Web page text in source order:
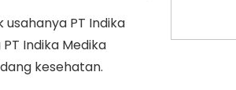
PT Indika
Indika Medika
kesehatan.